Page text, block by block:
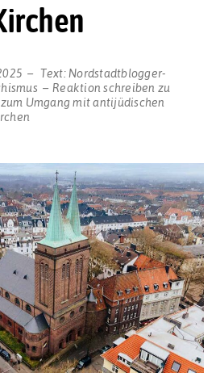
Text: Nordstadtblogger-
Reaktion schreiben zu
Umgang mit antijüdischen